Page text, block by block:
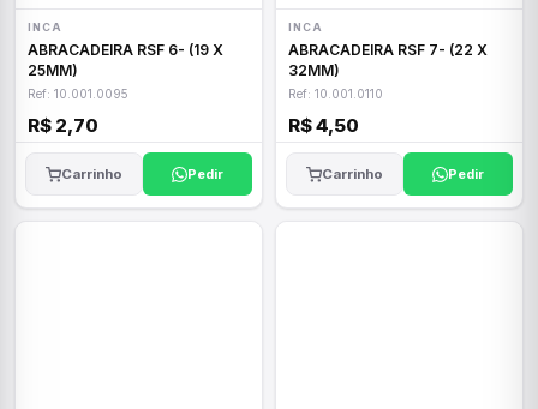
INCA
ABRACADEIRA RSF 6- (19 X
25MM)
Ref: 10.001.0095
R$ 2,70
Carrinho Pedir
INCA
ABRACADEIRA RSF 7- (22 X
32MM)
Ref: 10.001.0110
R$ 4,50
Carrinho Pedir